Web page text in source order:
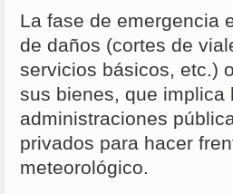
La fase de emergencia
de daños (cortes de
servicios básicos, etc.)
sus bienes, que
administraciones
privados para hacer
meteorológico.